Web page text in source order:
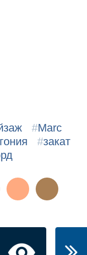
#Marc
#закат